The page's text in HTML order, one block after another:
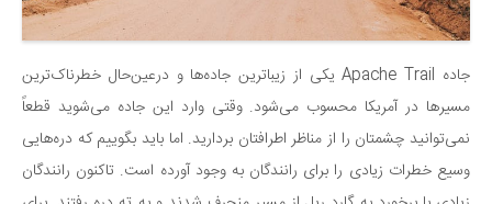
جاده Apache Trail یکی از زیباترین جاده‌ها و درعین‌حال خطرناک‌ترین
مسیرها در آمریکا محسوب می‌شود. وقتی وارد این جاده می‌شوید قطعاً
نمی‌توانید چشمتان را از مناظر اطرافتان بردارید. اما باید بگوییم که دره‌هایی
وسیع خطرات زیادی را برای رانندگان به وجود آورده است. تاکنون رانندگان